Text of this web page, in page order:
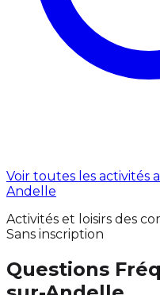
Voir toutes les activités
Andelle
Activités et loisirs des
Sans inscription
Questions